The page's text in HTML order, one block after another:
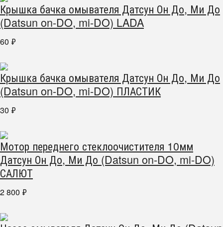
Крышка бачка омывателя Датсун Он До, Ми До
(Datsun on-DO, mi-DO) LADA
60 ₽
Крышка бачка омывателя Датсун Он До, Ми До
(Datsun on-DO, mi-DO) ПЛАСТИК
30 ₽
Мотор переднего стеклоочистителя 10мм
Датсун Он До, Ми До (Datsun on-DO, mi-DO)
САЛЮТ
2 800 ₽